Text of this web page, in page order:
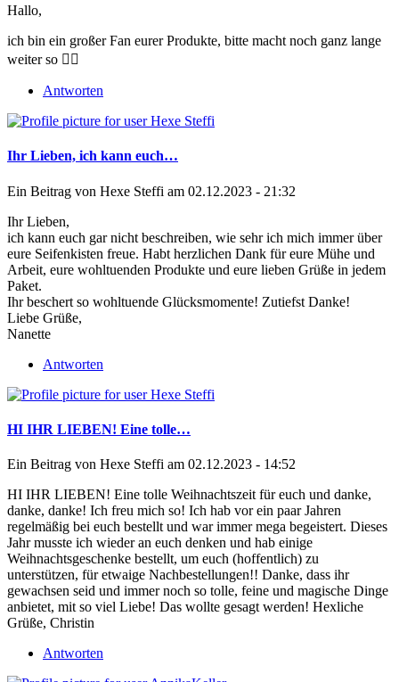
Hallo,
ich bin ein großer Fan eurer Produkte, bitte macht noch ganz lange
weiter so 👍🏻
Antworten
Ihr Lieben, ich kann euch…
Ein Beitrag von Hexe Steffi am 02.12.2023 - 21:32
Ihr Lieben,
ich kann euch gar nicht beschreiben, wie sehr ich mich immer über
eure Seifenkisten freue. Habt herzlichen Dank für eure Mühe und
Arbeit, eure wohltuenden Produkte und eure lieben Grüße in jedem
Paket.
Ihr beschert so wohltuende Glücksmomente! Zutiefst Danke!
Liebe Grüße,
Nanette
Antworten
HI IHR LIEBEN! Eine tolle…
Ein Beitrag von Hexe Steffi am 02.12.2023 - 14:52
HI IHR LIEBEN! Eine tolle Weihnachtszeit für euch und danke,
danke, danke! Ich freu mich so! Ich hab vor ein paar Jahren
regelmäßig bei euch bestellt und war immer mega begeistert. Dieses
Jahr musste ich wieder an euch denken und hab einige
Weihnachtsgeschenke bestellt, um euch (hoffentlich) zu
unterstützen, für etwaige Nachbestellungen!! Danke, dass ihr
gewachsen seid und immer noch so tolle, feine und magische Dinge
anbietet, mit so viel Liebe! Das wollte gesagt werden! Hexliche
Grüße, Christin
Antworten